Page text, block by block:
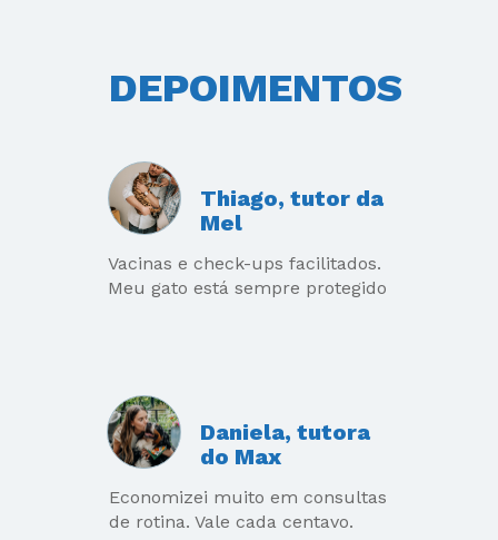
DEPOIMENTOS
Thiago, tutor da
Mel
Daniela, tutora
do Max
Vacinas e check-ups facilitados.
Meu gato está sempre protegido
Economizei muito em consultas
de rotina. Vale cada centavo.